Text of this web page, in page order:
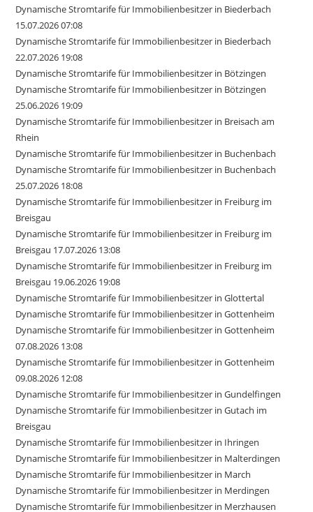
Dynamische Stromtarife für Immobilienbesitzer in Biederbach
15.07.2026 07:08
Dynamische Stromtarife für Immobilienbesitzer in Biederbach
22.07.2026 19:08
Dynamische Stromtarife für Immobilienbesitzer in Bötzingen
Dynamische Stromtarife für Immobilienbesitzer in Bötzingen
25.06.2026 19:09
Dynamische Stromtarife für Immobilienbesitzer in Breisach am
Rhein
Dynamische Stromtarife für Immobilienbesitzer in Buchenbach
Dynamische Stromtarife für Immobilienbesitzer in Buchenbach
25.07.2026 18:08
Dynamische Stromtarife für Immobilienbesitzer in Freiburg im
Breisgau
Dynamische Stromtarife für Immobilienbesitzer in Freiburg im
Breisgau 17.07.2026 13:08
Dynamische Stromtarife für Immobilienbesitzer in Freiburg im
Breisgau 19.06.2026 19:08
Dynamische Stromtarife für Immobilienbesitzer in Glottertal
Dynamische Stromtarife für Immobilienbesitzer in Gottenheim
Dynamische Stromtarife für Immobilienbesitzer in Gottenheim
07.08.2026 13:08
Dynamische Stromtarife für Immobilienbesitzer in Gottenheim
09.08.2026 12:08
Dynamische Stromtarife für Immobilienbesitzer in Gundelfingen
Dynamische Stromtarife für Immobilienbesitzer in Gutach im
Breisgau
Dynamische Stromtarife für Immobilienbesitzer in Ihringen
Dynamische Stromtarife für Immobilienbesitzer in Malterdingen
Dynamische Stromtarife für Immobilienbesitzer in March
Dynamische Stromtarife für Immobilienbesitzer in Merdingen
Dynamische Stromtarife für Immobilienbesitzer in Merzhausen